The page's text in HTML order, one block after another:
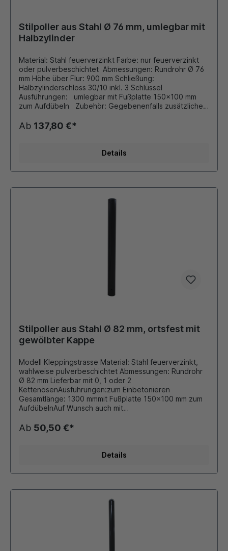
Stilpoller aus Stahl Ø 76 mm, umlegbar mit
Halbzylinder
Material: Stahl feuerverzinkt Farbe: nur feuerverzinkt
oder pulverbeschichtet Abmessungen: Rundrohr Ø 76
mm Höhe über Flur: 900 mm Schließung:
Halbzylinderschloss 30/10 inkl. 3 Schlüssel
Ausführungen: umlegbar mit Fußplatte 150x100 mm
zum Aufdübeln Zubehör: Gegebenenfalls zusätzliche
bestellen.Auf Wunsch auch mit
retroreflektiernender Folie lieferbar !!! Durch eigene
in unseren Standard - RAL Farben oder DB - Farben
Ab 137,80 €*
Details
Stilpoller aus Stahl Ø 82 mm, ortsfest mit
gewölbter Kappe
Modell Kleppingstrasse Material: Stahl feuerverzinkt,
wahlweise pulverbeschichtet Abmessungen: Rundrohr
Ø 82 mm Lieferbar mit 0, 1 oder 2
KettenösenAusführungen:zum Einbetonieren
Gesamtlänge: 1300 mmmit Fußplatte 150x100 mm zum
AufdübelnAuf Wunsch auch mit
Pulverbeschichtungsanlage ist auch eine Beschichtung
in unseren Standard - RAL Farben oder DB - Farben
Absperrketten werden stückzahlabhängig verschweißt
bietet sich ideal als preiswerte Lösung für
Grünflächen an.
Ab 50,50 €*
Details